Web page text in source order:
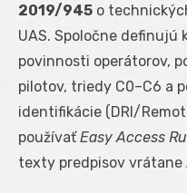
2019/945 o
UAS. Spoločne definujú
povinnosti operátorov,
pilotov, triedy C0–C6 a
identifikácie (DRI/
používaťEasy Access
texty predpisov vrátane